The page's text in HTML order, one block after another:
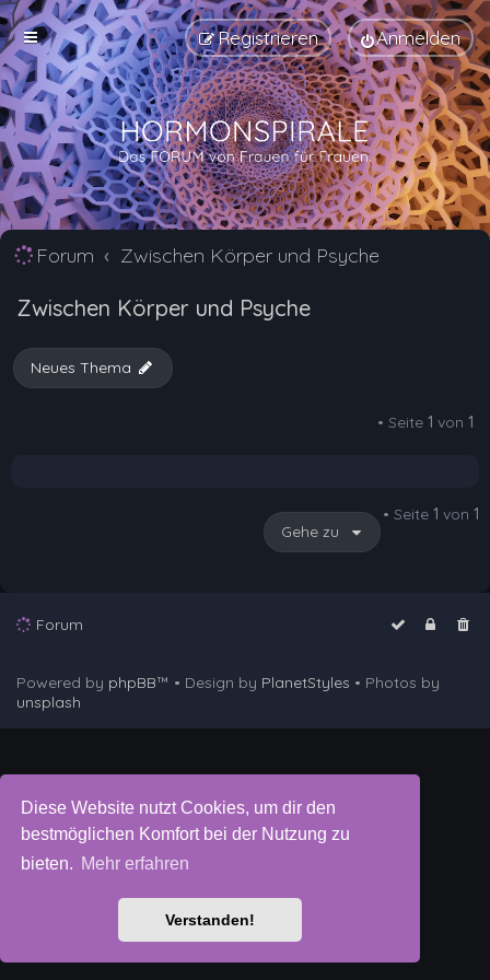
Diese Website nutzt Cookies, um dir den
bestmöglichen Komfort bei der Nutzung zu
bieten. Mehr erfahren
Verstanden!
Anmelden
Registrieren
Forum Zwischen Körper und Psyche
Zwischen Körper und Psyche
Neues Thema
• Seite 1 von 1
• Seite 1 von 1
Gehe zu
Forum
Powered by phpBB™ • Design by PlanetStyles • Photos by
unsplash